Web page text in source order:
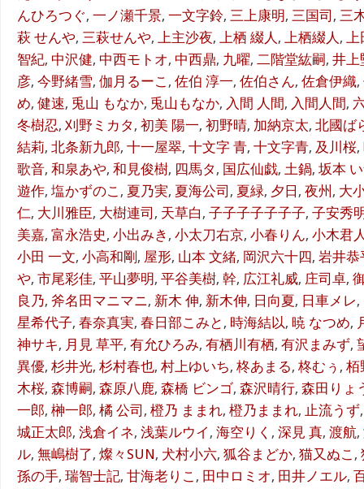
んひろつぐ, 一ノ瀬千景, 一文字鈴, 三上康明, 三国司 , 三
萩 せんや, 三萩せんや, 上主沙夜, 上栖 綴人 , 上栖綴人 , 上
智紀, 中沢健, 中西モトオ, 中西鼎, 九曜, 二階堂紘嗣, 井上
彦, 今野緒雪, 伽月るーこ , 佐伯 淳一, 佐伯さん, 佐倉伊織,
め, 健速, 兎山 もなか, 兎山もなか, 入間 人間, 入間人間,
冬樹忍, 刈野ミカタ , 初美 陽一, 初野晴, 加納京太, 北國ば
結莉, 北条新九郎, 十一屋翠, 十文字 青, 十文字青, 及川桜,
歌音, 和泉あや, 和見俊樹, 四馬タ , 国広仙戯, 土鍋, 坂本
遊作, 塩かずのこ , 夏乃実, 夏海公司 , 夏緑, 夕日 , 夜州 , 大
仁, 大川雅臣, 大樹連司 , 天草白 , 子子子子子子子, 子安秀
美嘉, 富永浩史, 小出みき , 小太刀右京, 小春りん, 小木君
小田 一文, 小高和剛 , 屋形, 山本 文緒, 岡沢六十四, 岩井恭
や, 市尾彩佳, 平山夢明, 平谷美樹, 幹, 広江礼威, 庄司卓,
良乃, 斧名田マニマニ, 新木 伸, 新木伸, 日向夏, 日車メレ,
星希代子, 春奈真実, 春日部こみと , 時海結以, 暁 なつめ,
神サキ, 月見 草平, 有允ひろみ, 有栖川有栖, 有沢まみず,
異優, 杉井光, 杉村春也, 村上ゆいち, 柊あまる, 柊むぅ , 栢
木桜, 森博嗣, 森原八鹿, 森橋 ビンゴ, 森沢晴行, 森田りょ
一郎, 榊一郎, 橘 公司 , 橙乃 ままれ, 橙乃ままれ, 止流うず
城正太郎, 浅倉イネ, 浅葉ルウイ , 海空りく , 深見 真, 渡航,
ル, 無嶋樹了, 燦々SUN, 犬村小六, 狐谷まどか, 猫又ぬこ ,
孫の手, 瑞智士記, 甘海老りこ , 田中ロミオ, 田井ノエル,